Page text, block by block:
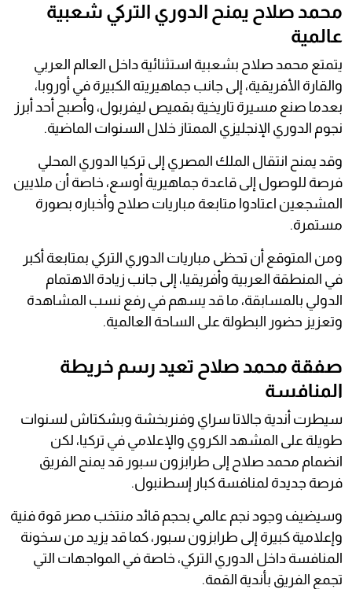
محمد صلاح يمنح الدوري التركي شعبية
عالمية
يتمتع محمد صلاح بشعبية استثنائية داخل العالم العربي
والقارة الأفريقية، إلى جانب جماهيريته الكبيرة في أوروبا،
بعدما صنع مسيرة تاريخية بقميص ليفربول، وأصبح أحد أبرز
نجوم الدوري الإنجليزي الممتاز خلال السنوات الماضية.
وقد يمنح انتقال الملك المصري إلى تركيا الدوري المحلي
فرصة للوصول إلى قاعدة جماهيرية أوسع، خاصة أن ملايين
المشجعين اعتادوا متابعة مباريات صلاح وأخباره بصورة
مستمرة.
ومن المتوقع أن تحظى مباريات الدوري التركي بمتابعة أكبر
في المنطقة العربية وأفريقيا، إلى جانب زيادة الاهتمام
الدولي بالمسابقة، ما قد يسهم في رفع نسب المشاهدة
وتعزيز حضور البطولة على الساحة العالمية.
صفقة محمد صلاح تعيد رسم خريطة
المنافسة
سيطرت أندية جالاتا سراي وفنربخشة وبشكتاش لسنوات
طويلة على المشهد الكروي والإعلامي في تركيا، لكن
انضمام محمد صلاح إلى طرابزون سبور قد يمنح الفريق
فرصة جديدة لمنافسة كبار إسطنبول.
وسيضيف وجود نجم عالمي بحجم قائد منتخب مصر قوة فنية
وإعلامية كبيرة إلى طرابزون سبور، كما قد يزيد من سخونة
المنافسة داخل الدوري التركي، خاصة في المواجهات التي
تجمع الفريق بأندية القمة.